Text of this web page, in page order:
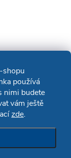
shopu
používá
nimi budete
vám ještě
zde.